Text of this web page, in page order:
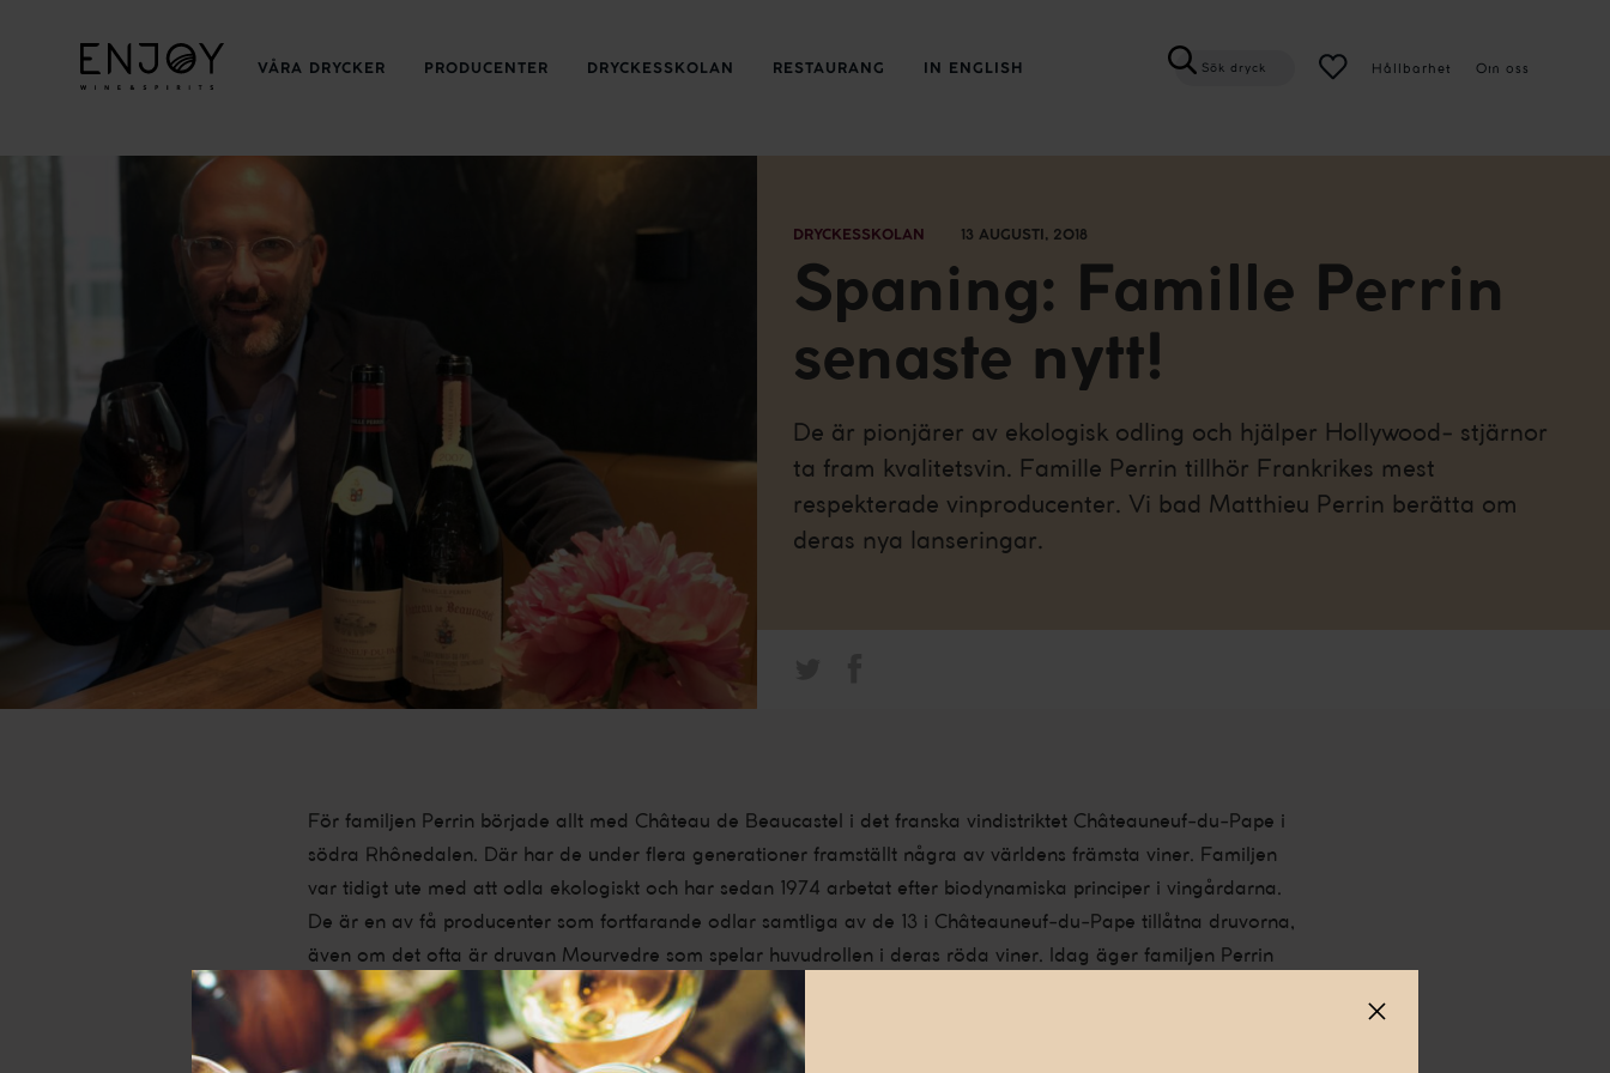
VÅRA DRYCKER PRODUCENTER DRYCKESSKOLAN RESTAURANG IN ENGLISH Sök dryck Hållbarhet Om oss
DRYCKESSKOLAN 13 AUGUSTI, 2018
Spaning: Famille Perrin
senaste nytt!
De är pionjärer av ekologisk odling och hjälper Hollywood- stjärnor
ta fram kvalitetsvin. Famille Perrin tillhör Frankrikes mest
respekterade vinproducenter. Vi bad Matthieu Perrin berätta om
deras nya lanseringar.
För familjen Perrin började allt med Château de Beaucastel i det franska vindistriktet Châteauneuf-du-Pape i
södra Rhônedalen. Där har de under flera generationer framställt några av världens främsta viner. Familjen
var tidigt ute med att odla ekologiskt och har sedan 1974 arbetat efter biodynamiska principer i vingårdarna.
De är en av få producenter som fortfarande odlar samtliga av de 13 i Châteauneuf-du-Pape tillåtna druvorna,
även om det ofta är druvan Mourvedre som spelar huvudrollen i deras röda viner. Idag äger familjen Perrin
vingårdar runt om i hela södra Rhônedalen och producerar vin från dessa under etiketten Famille Perrin. De
har även två nya projekt i form av deras egendom Domaine du Clos des Tourelles i Gigondas och egendomen
Miraval i Provence vilken de driver tillsammans med ägarna Angelina Jolie och Brad Pitt.